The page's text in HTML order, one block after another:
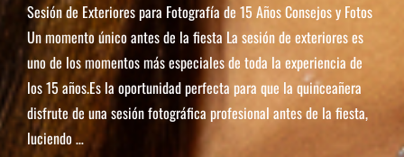
Sesión de Exteriores para Fotografía de 15 Años Consejos y Fotos
Un momento único antes de la fiesta La sesión de exteriores es
uno de los momentos más especiales de toda la experiencia de
los 15 años.Es la oportunidad perfecta para que la quinceañera
disfrute de una sesión fotográfica profesional antes de la fiesta,
luciendo …